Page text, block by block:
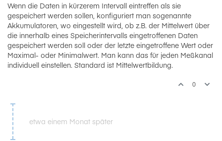
Wenn die Daten in kürzerem Intervall eintreffen als sie
gespeichert werden sollen, konfiguriert man sogenannte
Akkumulatoren, wo eingestellt wird, ob z.B. der Mittelwert über
die innerhalb eines Speicherintervalls eingetroffenen Daten
gespeichert werden soll oder der letzte eingetroffene Wert oder
Maximal- oder Minimalwert. Man kann das für jeden Meßkanal
individuell einstellen. Standard ist Mittelwertbildung.
0
etwa einem Monat später